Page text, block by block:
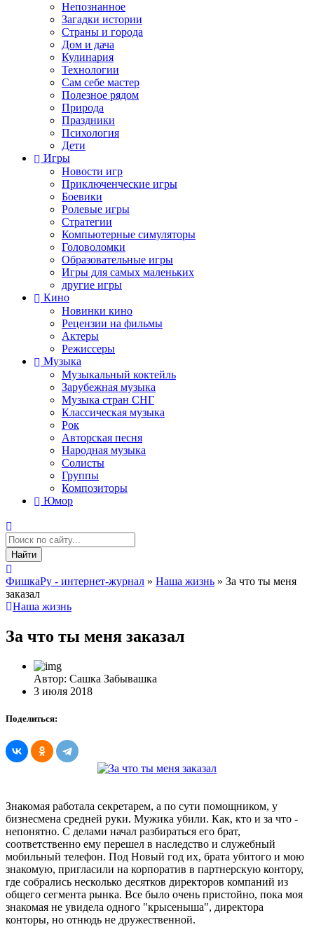
Непознанное
Загадки истории
Страны и города
Дом и дача
Кулинария
Технологии
Сам себе мастер
Полезное рядом
Природа
Праздники
Психология
Дети
Игры
Новости игр
Приключенческие игры
Боевики
Ролевые игры
Стратегии
Компьютерные симуляторы
Головоломки
Образовательные игры
Игры для самых маленьких
другие игры
Кино
Новинки кино
Рецензии на фильмы
Актеры
Режиссеры
Музыка
Музыкальный коктейль
Зарубежная музыка
Музыка стран СНГ
Классическая музыка
Рок
Авторская песня
Народная музыка
Солисты
Группы
Композиторы
Юмор
Найти
ФишкаРу - интернет-журнал » Наша жизнь » За что ты меня
заказал
Наша жизнь
За что ты меня заказал
Автор: Сашка Забывашка
3 июля 2018
Поделиться:
Знакомая работала секретарем, а по сути помощником, у
бизнесмена средней руки. Мужика убили. Как, кто и за что -
непонятно. С делами начал разбираться его брат,
соответственно ему перешел в наследство и служебный
мобильный телефон. Под Новый год их, брата убитого и мою
знакомую, пригласили на корпоратив в партнерскую контору,
где собрались несколько десятков директоров компаний из
общего сегмента рынка. Все было очень пристойно, пока моя
знакомая не увидела одного "крысеныша", директора
конторы, но отнюдь не дружественной.